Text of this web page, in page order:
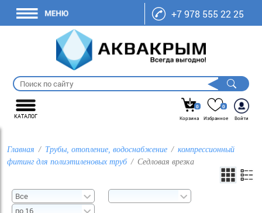
+7 978 555 22 25
КАТАЛОГ
0
Корзина
0
Избранное
Войти
Главная Трубы, отопление, водоснабжение
компрессионный
фитинг для полиэтиленовых труб
Седловая врезка